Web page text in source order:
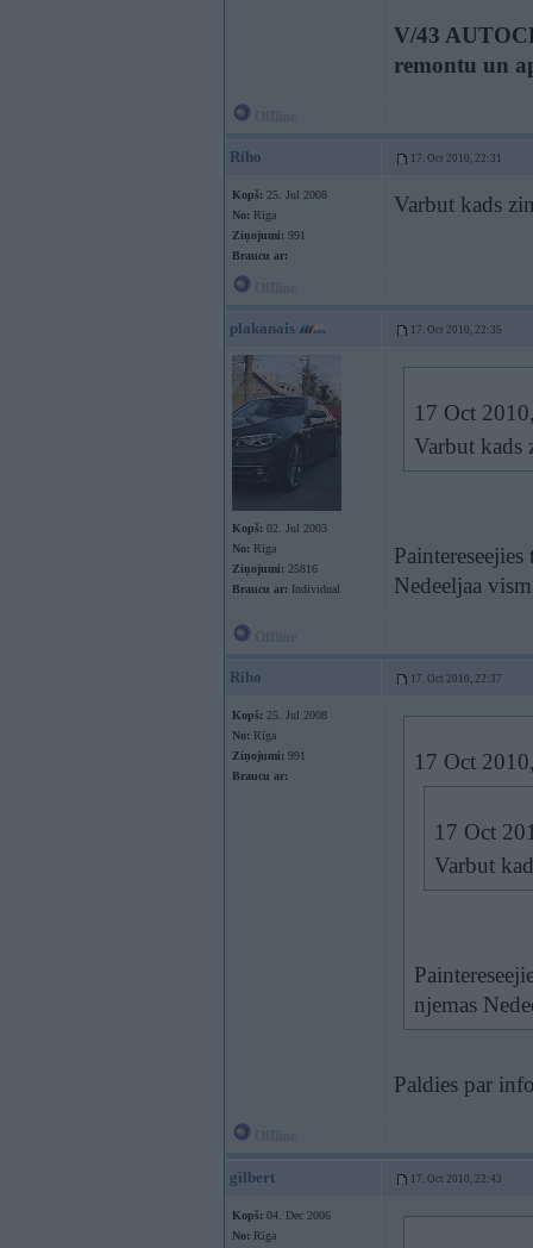
V/43
remontu un
Riho 17. Oct 2010, 22:31
Kopš: 25. Jul 2008
No: Rīga
Ziņojumi: 991
Braucu ar:
Varbut kads
plakanais 17. Oct 2010, 22:35
Kopš: 02. Jul 2003
No: Rīga
Ziņojumi: 25816
Braucu ar: Individual
17 Oct
Varbut
Nedeeljaa
Riho 17. Oct 2010, 22:37
Kopš: 25. Jul 2008
No: Rīga
Ziņojumi: 991
Braucu ar:
17 Oct
17 Oct
Varbut
njemas
Paldies par
gilbert 17. Oct 2010, 22:43
Kopš: 04. Dec 2006
No: Rīga